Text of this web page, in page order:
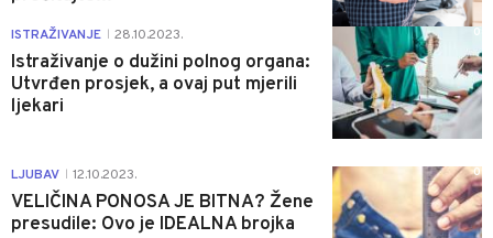
ISTRAŽIVANJE 28.10.2023.
Istraživanje o dužini polnog organa:
Utvrđen prosjek, a ovaj put mjerili
ljekari
0
LJUBAV 12.10.2023.
VELIČINA PONOSA JE BITNA? Žene
presudile: Ovo je IDEALNA brojka
0